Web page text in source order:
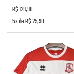
R$ 129,90
5x de R$ 25,98